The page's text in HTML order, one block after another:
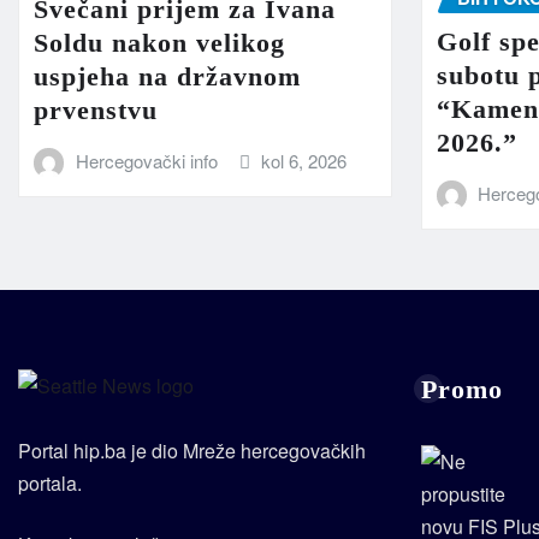
Svečani prijem za Ivana
Soldu nakon velikog
uspjeha na državnom
prvenstvu
Hercegovački info kol 6, 2026
Golf
subotu
2026.”
Portal hip.ba je dio Mreže hercegovačkih
portala.
Promo